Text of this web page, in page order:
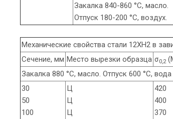
Закалка 840-860 °С, масло.
Отпуск 180-200 °С, воздух.
Механические свойства стали 12ХН2 в
Сечение, мм Место вырезки образца σ0,2
Закалка 880 °С, масло. Отпуск 600 °С,
30
50
100
Ц
Ц
Ц
420
400
370